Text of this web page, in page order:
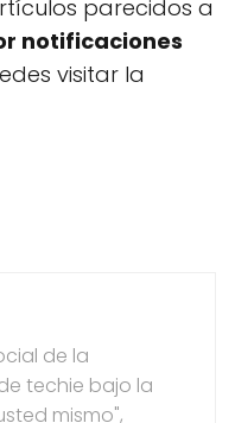
parecidos a
notificaciones
visitar la
de la
techie bajo la
mismo",